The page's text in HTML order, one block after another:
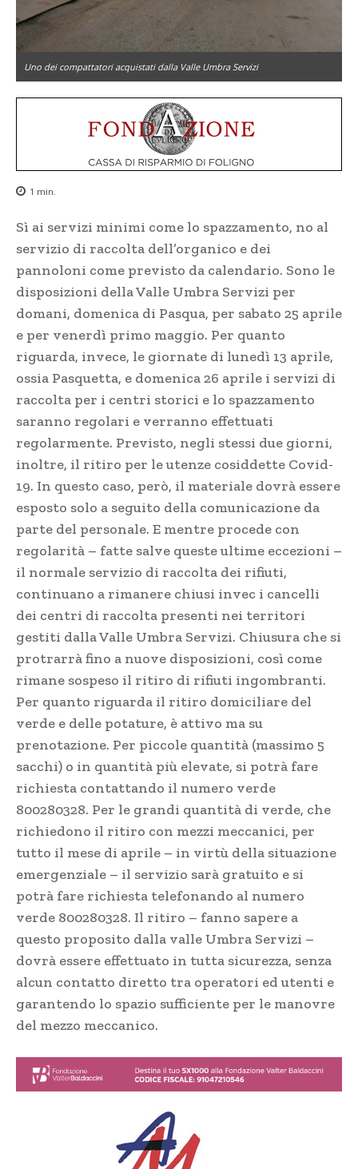
Uno dei compattatori acquistati dalla Valle Umbra Servizi
1 min.
Sì ai servizi minimi come lo spazzamento, no al
servizio di raccolta dell’organico e dei
pannoloni come previsto da calendario. Sono le
disposizioni della Valle Umbra Servizi per
domani, domenica di Pasqua, per sabato 25 aprile
e per venerdì primo maggio. Per quanto
riguarda, invece, le giornate di lunedì 13 aprile,
ossia Pasquetta, e domenica 26 aprile i servizi di
raccolta per i centri storici e lo spazzamento
saranno regolari e verranno effettuati
regolarmente. Previsto, negli stessi due giorni,
inoltre, il ritiro per le utenze cosiddette Covid-
19. In questo caso, però, il materiale dovrà essere
esposto solo a seguito della comunicazione da
parte del personale. E mentre procede con
regolarità – fatte salve queste ultime eccezioni –
il normale servizio di raccolta dei rifiuti,
continuano a rimanere chiusi invec i cancelli
dei centri di raccolta presenti nei territori
gestiti dalla Valle Umbra Servizi. Chiusura che si
protrarrà fino a nuove disposizioni, così come
rimane sospeso il ritiro di rifiuti ingombranti.
Per quanto riguarda il ritiro domiciliare del
verde e delle potature, è attivo ma su
prenotazione. Per piccole quantità (massimo 5
sacchi) o in quantità più elevate, si potrà fare
richiesta contattando il numero verde
800280328. Per le grandi quantità di verde, che
richiedono il ritiro con mezzi meccanici, per
tutto il mese di aprile – in virtù della situazione
emergenziale – il servizio sarà gratuito e si
potrà fare richiesta telefonando al numero
verde 800280328. Il ritiro – fanno sapere a
questo proposito dalla valle Umbra Servizi –
dovrà essere effettuato in tutta sicurezza, senza
alcun contatto diretto tra operatori ed utenti e
garantendo lo spazio sufficiente per le manovre
del mezzo meccanico.